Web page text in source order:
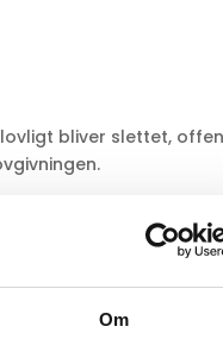
Om
bliver slettet,
for at
fremsende et